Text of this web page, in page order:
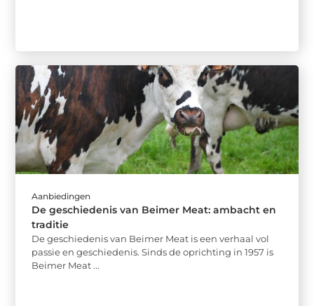
Aanbiedingen
De geschiedenis van Beimer Meat: ambacht en
traditie
De geschiedenis van Beimer Meat is een verhaal vol
passie en geschiedenis. Sinds de oprichting in 1957 is
Beimer Meat ...